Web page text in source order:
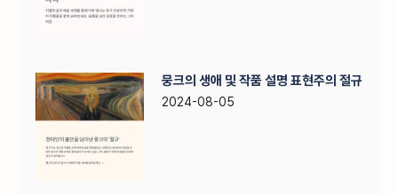
뭉크의 생애 및 작품 설명 표현주의 절규
2024-08-05